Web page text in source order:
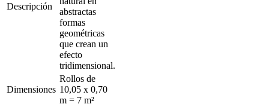
Descripción
abstractas
formas
geométricas
que crean un
efecto
tridimensional.
Dimensiones
Rollos de
10,05 x 0,70
m = 7 m²